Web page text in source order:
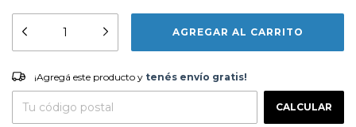
¡Agregá este producto ytenés envío gratis!
CAMBIAR CP
¡Agregá este producto y tenés envío gratis!
CALCULAR
Editorial:
Amat
Encuadernación:
Tapa Blanda
ISBN:
N°Páginas: 120
Fecha Publicación:02/2025
Sinópsis